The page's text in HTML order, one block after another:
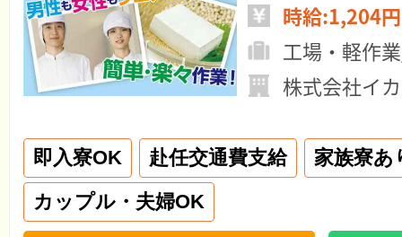
時給:1,204
工場・軽作
株式会社イ
即入寮OK 赴任交通費支給
家族寮あ
カップル・夫婦OK